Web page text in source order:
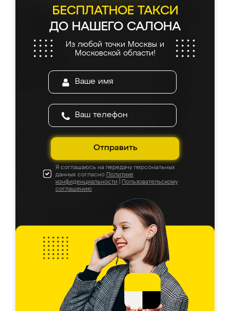
БЕСПЛАТНОЕ ТАКСИ
ДО НАШЕГО САЛОНА
Из любой точки Москвы и
Московской области!
Отправить
Я соглашаюсь на передачу персональных
данных согласно Политике
конфиденциальности
Пользовательскому
соглашению